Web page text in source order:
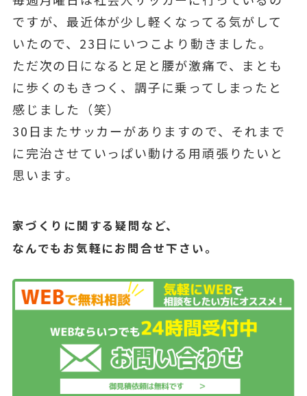
ですが、最近体が少し軽くなってる気がして
いたので、23日にいつこより動きました。
ただ次の日になると足と腰が激痛で、まとも
に歩くのもきつく、調子に乗ってしまったと
感じました（笑）
30日またサッカーがありますので、それまで
に完治させていっぱい動ける用頑張りたいと
思います。
家づくりに関する疑問など、
なんでもお気軽にお問合せ下さい。